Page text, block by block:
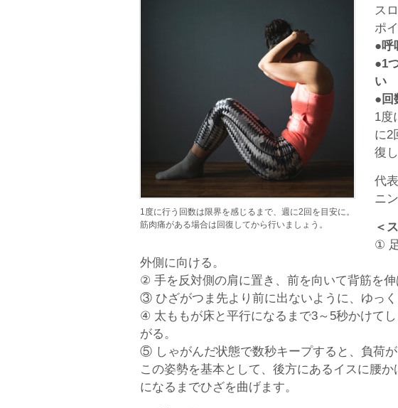
1度に行う回数は限界を感じるまで、週に2回を目安に。
筋肉痛がある場合は回復してから行いましょう。
ス
ポ
●呼
●1
い
●回
1度
に2
復
代
ニ
＜
①
外側に向ける。
② 手を反対側の肩に置き、前を向いて背筋を伸
③ ひざがつま先より前に出ないように、ゆっく
④ 太ももが床と平行になるまで3～5秒かけて
がる。
⑤ しゃがんだ状態で数秒キープすると、負荷が
この姿勢を基本として、後方にあるイスに腰
になるまでひざを曲げます。